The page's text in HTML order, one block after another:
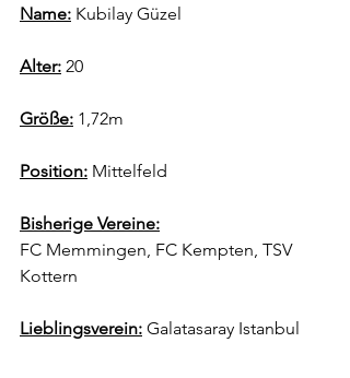
Name: Kubilay Güzel
Alter: 20
Größe: 1,72m
Position: Mittelfeld
Bisherige Vereine:
FC Memmingen, FC Kempten, TSV
Kottern
Lieblingsverein: Galatasaray Istanbul